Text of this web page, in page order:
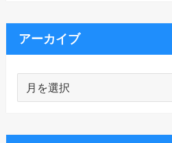
アーカイブ
イ